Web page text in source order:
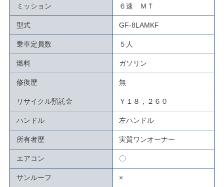
ミッション ６速 ＭＴ
型式 GF-8LAMKF
乗車定員数 ５人
燃料 ガソリン
修復歴 無
リサイクル預託金 ￥１８，２６０
ハンドル 左ハンドル
所有者歴 実質ワンオーナー
エアコン 〇
サンルーフ ×